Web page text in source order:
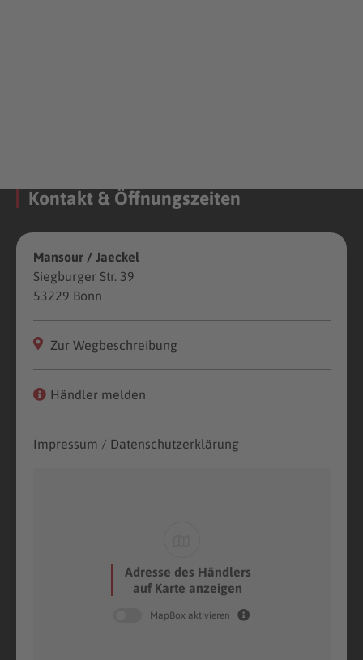
Kontakt & Öffnungszeiten
Mansour / Jaeckel
Siegburger Str. 39
53229 Bonn
Zur Wegbeschreibung
Händler melden
Impressum / Datenschutzerklärung
Adresse des Händlers
auf Karte anzeigen
MapBox aktivieren